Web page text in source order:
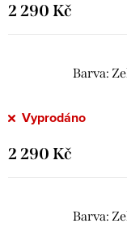
2 290 Kč
Barva:
Vyprodáno
2 290 Kč
Barva: